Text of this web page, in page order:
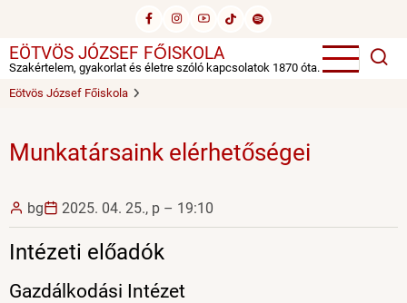
tartalomra
EÖTVÖS JÓZSEF FŐISKOLA
Szakértelem, gyakorlat és életre szóló kapcsolatok 1870 óta.
Eötvös József Főiskola
Munkatársaink elérhetőségei
bg 2025. 04. 25., p – 19:10
Intézeti előadók
Gazdálkodási Intézet